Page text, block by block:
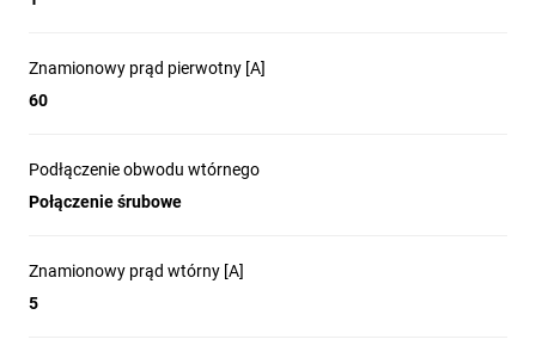
Znamionowy prąd pierwotny [A]
60
Podłączenie obwodu wtórnego
Połączenie śrubowe
Znamionowy prąd wtórny [A]
5